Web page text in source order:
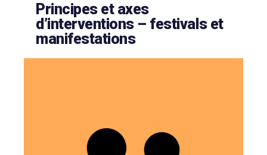
Principes et axes
d’interventions – festivals et
manifestations